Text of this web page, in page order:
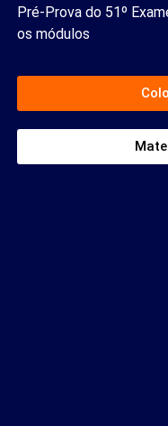
Pré-Prova do 51º
os módulos